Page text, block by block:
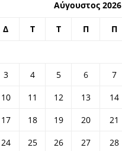
Αύγουστος 2026
Δ Τ Τ Π Π
3
4 5 6 7
10
11 12 13 14
17
18 19 20 21
24
25 26 27 28